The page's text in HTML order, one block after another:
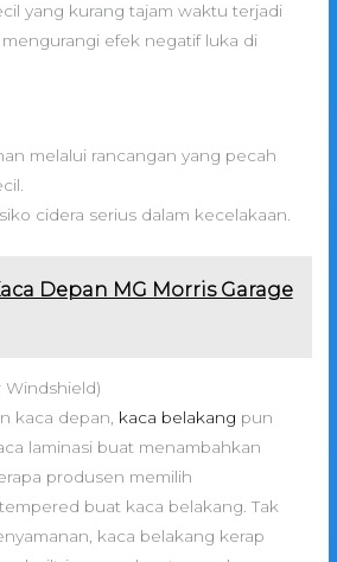
yang kurang tajam waktu terjadi
efek negatif luka di
melalui rancangan yang pecah
cidera serius dalam kecelakaan.
Depan MG Morris Garage
Windshield)
kaca depan, kaca belakang pun
laminasi buat menambahkan
produsen memilih
buat kaca belakang. Tak
kaca belakang kerap